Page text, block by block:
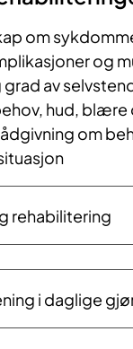
om
og
av
hud, blære
om
rehabilitering
i daglige